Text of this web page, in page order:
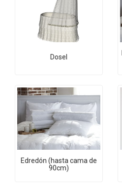
Dosel
Edredón (hasta cama de
90cm)